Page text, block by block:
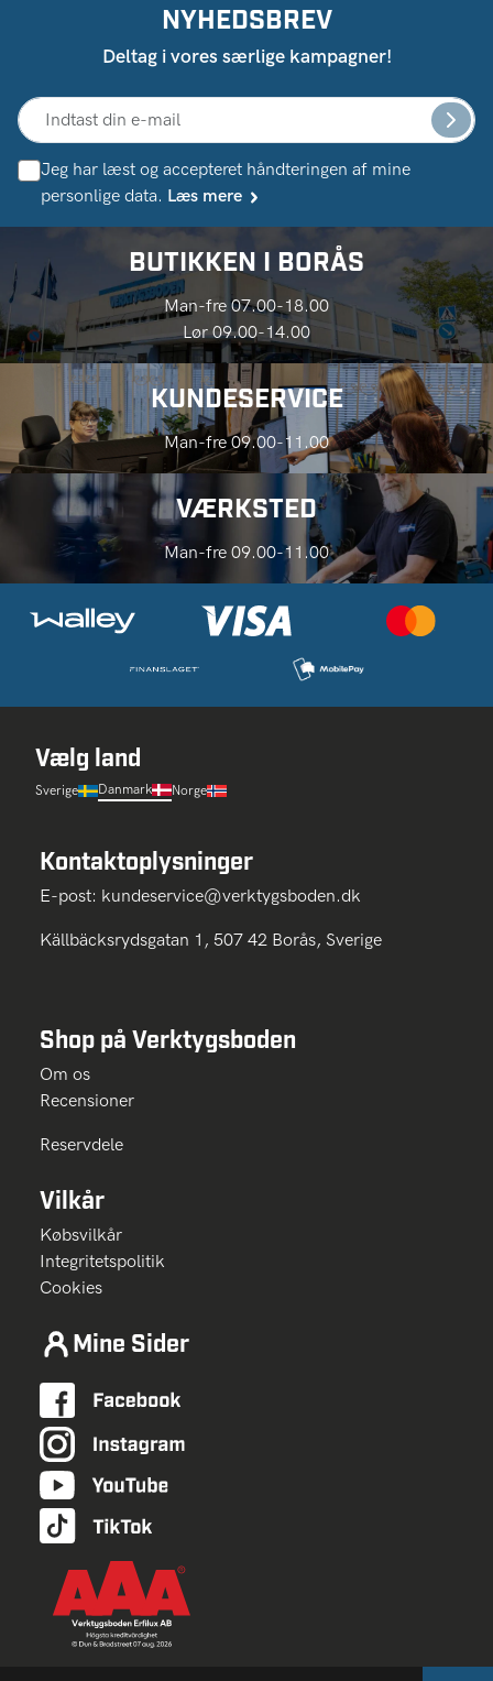
NYHEDSBREV
Deltag i vores særlige kampagner!
Jeg har læst og accepteret håndteringen af ​​mine
personlige data. Læs mere
BUTIKKEN I BORÅS
Man-fre 07.00-18.00
Lør 09.00-14.00
KUNDESERVICE
Man-fre 09.00-11.00
VÆRKSTED
Man-fre 09.00-11.00
Vælg land
Sverige Danmark Norge
Kontaktoplysninger
E-post: kundeservice@verktygsboden.dk
Källbäcksrydsgatan 1, 507 42 Borås, Sverige
Shop på Verktygsboden
Om os
Recensioner
Reservdele
Vilkår
Købsvilkår
Integritetspolitik
Cookies
Mine Sider